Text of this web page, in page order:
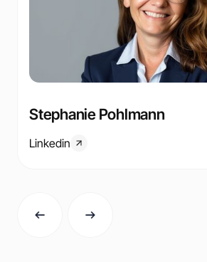
Stephanie Pohlmann
Linkedin